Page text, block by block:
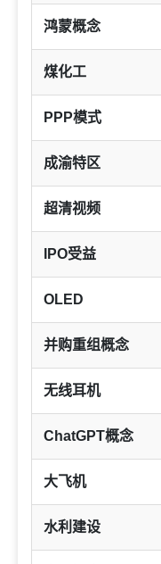
鸿蒙概念
煤化工
PPP模式
成渝特区
超清视频
IPO受益
OLED
并购重组概念
无线耳机
ChatGPT概念
大飞机
水利建设